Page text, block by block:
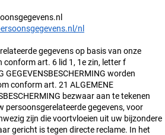
nl
gegevens op basis van onze
conform art. 6 lid 1, 1e zin, letter f
GEGEVENSBESCHERMING worden
conform art. 21 ALGEMENE
bezwaar aan te tekenen
persoonsgerelateerde gegevens, voor
zijn die voortvloeien uit uw bijzondere
gericht is tegen directe reclame. In het